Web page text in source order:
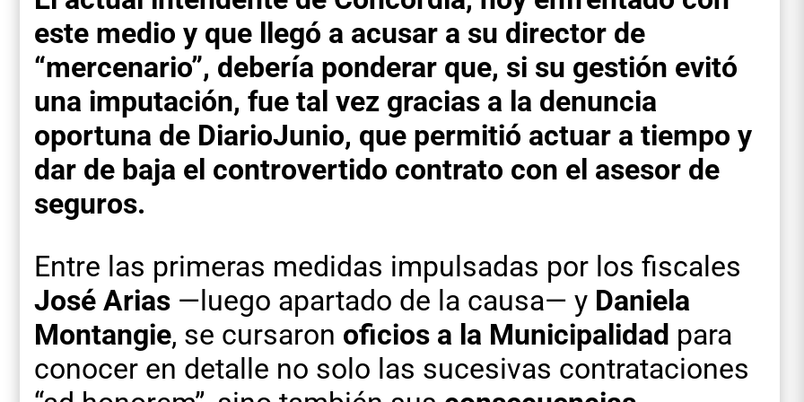
este medio y que llegó a acusar a su director de
“mercenario”, debería ponderar que, si su gestión evitó
una imputación, fue tal vez gracias a la denuncia
oportuna de DiarioJunio, que permitió actuar a tiempo y
dar de baja el controvertido contrato con el asesor de
seguros.
Entre las primeras medidas impulsadas por los fiscales
José Arias —luego apartado de la causa— y Daniela
Montangie, se cursaron oficios a la Municipalidad para
conocer en detalle no solo las sucesivas contrataciones